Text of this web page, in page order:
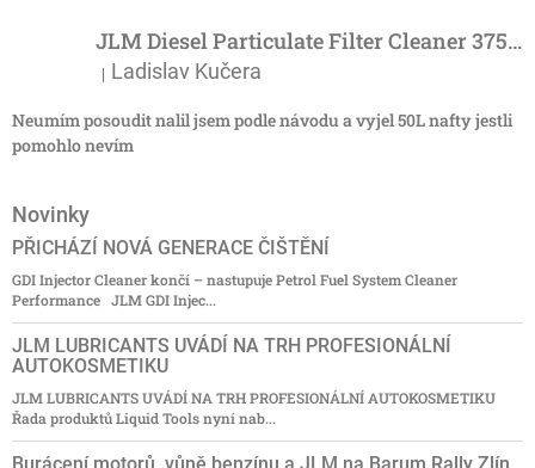
JLM Diesel Particulate Filter Cleaner 375ml - účinný čistič DPF
Hodnocení produktu je 3 z 5 hvězdiček.
| Ladislav Kučera
Neumím posoudit nalil jsem podle návodu a vyjel 50L nafty jestli
pomohlo nevím
Novinky
PŘICHÁZÍ NOVÁ GENERACE ČIŠTĚNÍ
GDI Injector Cleaner končí – nastupuje Petrol Fuel System Cleaner
Performance JLM GDI Injec...
JLM LUBRICANTS UVÁDÍ NA TRH PROFESIONÁLNÍ
AUTOKOSMETIKU
JLM LUBRICANTS UVÁDÍ NA TRH PROFESIONÁLNÍ AUTOKOSMETIKU
Řada produktů Liquid Tools nyní nab...